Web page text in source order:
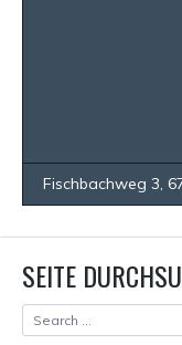
Fischbachweg 3,
SEITE